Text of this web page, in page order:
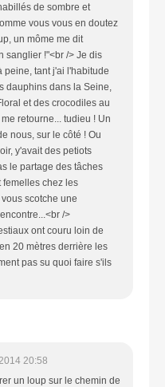
de sombre et
vous vous en doutez
un môme me dit
sanglier !"<br /> Je dis
peine, tant j'ai l'habitude
dauphins dans la Seine,
et des crocodiles au
retourne... tudieu ! Un
nous, sur le côté ! Ou
y'avait des petiots
le partage des tâches
femelles chez les
scotche une
/>
ont couru loin de
20 mètres derrière les
pas su quoi faire s'ils
20:58
un loup sur le chemin de